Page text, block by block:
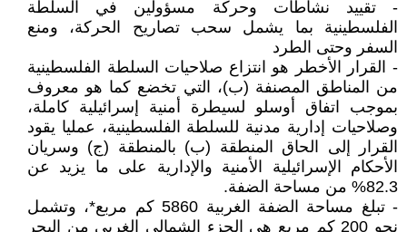
- تقييد نشاطات وحركة مسؤولين في السلطة
الفلسطينية بما يشمل سحب تصاريح الحركة، ومنع
السفر وحتى الطرد
- القرار الأخطر هو انتزاع صلاحيات السلطة الفلسطينية
من المناطق المصنفة (ب)، التي تخضع كما هو معروف
بموجب اتفاق أوسلو لسيطرة أمنية إسرائيلية كاملة،
وصلاحيات إدارية مدنية للسلطة الفلسطينية، عمليا يقود
القرار إلى الحاق المنطقة (ب) بالمنطقة (ج) وسريان
الأحكام الإسرائيلية الأمنية والإدارية على ما يزيد عن
82.3% من مساحة الضفة.
- تبلغ مساحة الضفة الغربية 5860 كم مربع*، وتشمل
نحو 200 كم مربع هي الجزء الشمالي الغربي من البحر